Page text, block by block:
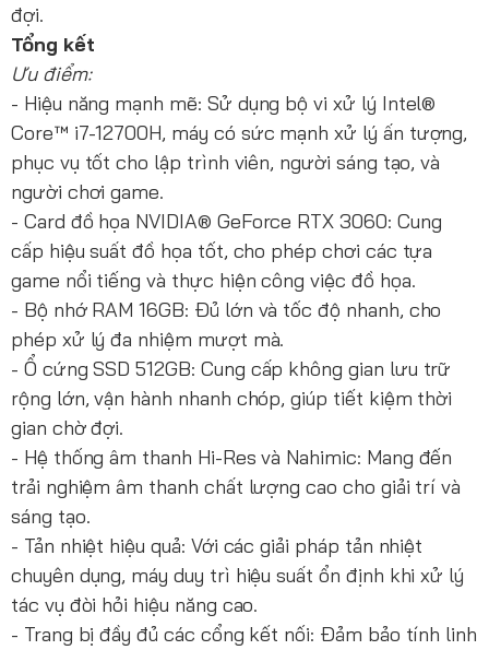
đợi.
Tổng kết
Ưu điểm:
- Hiệu năng mạnh mẽ: Sử dụng bộ vi xử lý Intel®
Core™ i7-12700H, máy có sức mạnh xử lý ấn tượng,
phục vụ tốt cho lập trình viên, người sáng tạo, và
người chơi game.
- Card đồ họa NVIDIA® GeForce RTX 3060: Cung
cấp hiệu suất đồ họa tốt, cho phép chơi các tựa
game nổi tiếng và thực hiện công việc đồ họa.
- Bộ nhớ RAM 16GB: Đủ lớn và tốc độ nhanh, cho
phép xử lý đa nhiệm mượt mà.
- Ổ cứng SSD 512GB: Cung cấp không gian lưu trữ
rộng lớn, vận hành nhanh chóp, giúp tiết kiệm thời
gian chờ đợi.
- Hệ thống âm thanh Hi-Res và Nahimic: Mang đến
trải nghiệm âm thanh chất lượng cao cho giải trí và
sáng tạo.
- Tản nhiệt hiệu quả: Với các giải pháp tản nhiệt
chuyên dụng, máy duy trì hiệu suất ổn định khi xử lý
tác vụ đòi hỏi hiệu năng cao.
- Trang bị đầy đủ các cổng kết nối: Đảm bảo tính linh